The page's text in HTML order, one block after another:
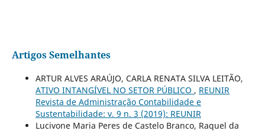
Artigos Semelhantes
ARTUR ALVES ARAÚJO, CARLA RENATA SILVA LEITÃO,
ATIVO INTANGÍVEL NO SETOR PÚBLICO , REUNIR
Revista de Administração Contabilidade e
Sustentabilidade: v. 9 n. 3 (2019): REUNIR
Lucivone Maria Peres de Castelo Branco, Raquel da